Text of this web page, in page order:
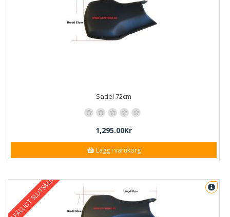
Sadel 72cm
1,295.00Kr
Lägg i varukorg
TILLFÄLLIGT SLUTSÅLD